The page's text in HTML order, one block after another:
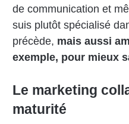
de communication et
suis plutôt spécialisé
précède, mais aussi
exemple, pour mieux
Le marketing
maturité